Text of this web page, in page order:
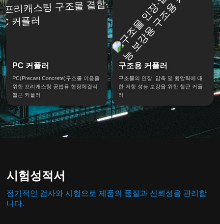
PC 커플러
PC(Precast Concrete)구조물 이음을
위한 프리캐스팅 공법용 현장체결식
철근 커플러
구조용 커플러
구조물의 인장, 압축 및 횡압력에 대
한 저항 성능 보강을 위한 철근 커플
러
시험성적서
정기적인 검사와 시험으로 제품의 품질과 신뢰성을 관리합
니다.